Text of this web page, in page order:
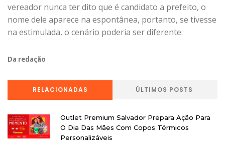
vereador nunca ter dito que é candidato a prefeito, o
nome dele aparece na espontânea, portanto, se tivesse
na estimulada, o cenário poderia ser diferente.
Da redação
RELACIONADAS ÚLTIMOS POSTS
Outlet Premium Salvador Prepara Ação Para
O Dia Das Mães Com Copos Térmicos
Personalizáveis